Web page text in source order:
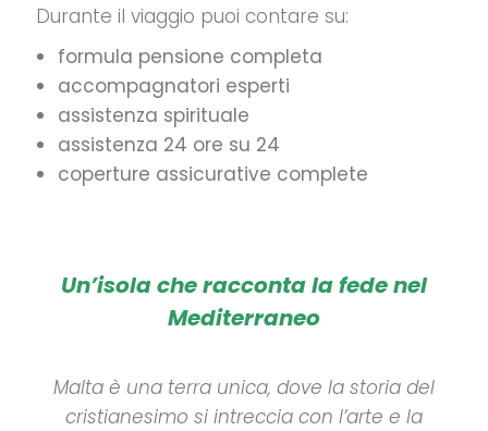
Durante il viaggio puoi contare su:
formula pensione completa
accompagnatori esperti
assistenza spirituale
assistenza 24 ore su 24
coperture assicurative complete
Un’isola che racconta la fede nel
Mediterraneo
Malta è una terra unica, dove la storia del
cristianesimo si intreccia con l’arte e la